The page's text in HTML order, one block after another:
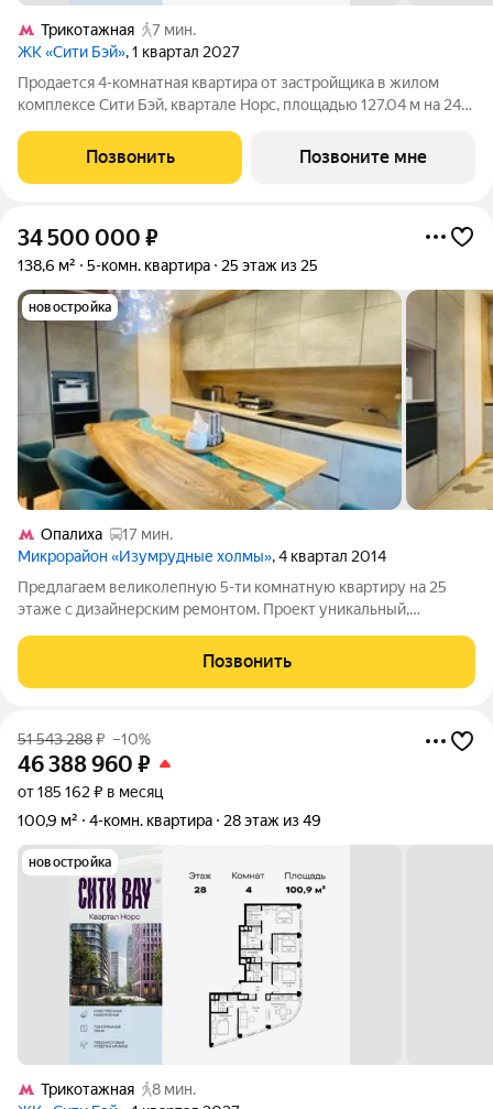
Трикотажная
7 мин.
ЖК «Сити Бэй», 1 квартал 2027
Продается 4-комнатная квартира от застройщика в жилом
комплексе Сити Бэй, квартале Норс, площадью 127.04 м на 24
комплекса Сити Бэй - настоящий город в городе с отлично
развитой инфраструктурой
Позвонить Позвоните мне
34 500 000 ₽
138,6 м² 5-комн. квартира 25 этаж из 25
новостройка
Опалиха
17 мин.
Микрорайон «Изумрудные холмы», 4 квартал 2014
Предлагаем великолепную 5-ти комнатную квартиру на 25
этаже с дизайнерским ремонтом. Проект уникальный,
очень качественный капитальный ремонт с использованием
материалов премиум класса, с заменой
Позвонить
51 543 288₽ –10%
46 388 960 ₽
от 185 162 ₽ в месяц
100,9 м²
4-комн. квартира 28 этаж из 49
новостройка
Трикотажная
8 мин.